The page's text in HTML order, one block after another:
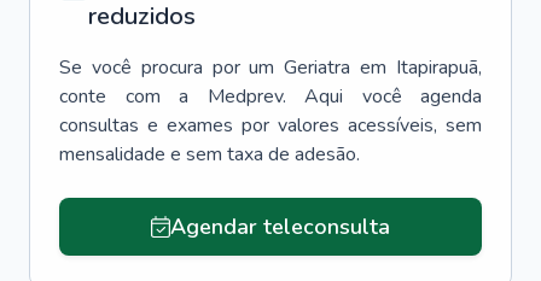
reduzidos
Se você procura por um Geriatra em Itapirapuã,
conte com a Medprev. Aqui você agenda
consultas e exames por valores acessíveis, sem
mensalidade e sem taxa de adesão.
Agendar teleconsulta